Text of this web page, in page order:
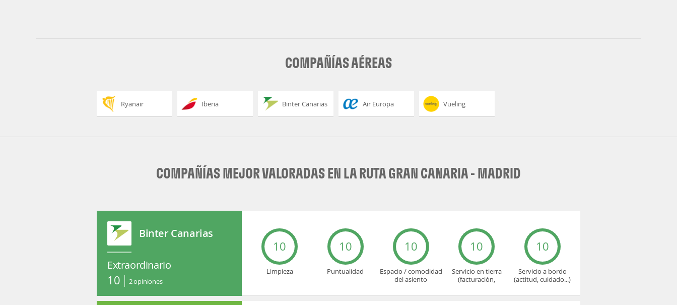
COMPAÑÍAS AÉREAS
Ryanair Iberia Binter Canarias Air Europa Vueling
COMPAÑÍAS MEJOR VALORADAS EN LA RUTA GRAN CANARIA - MADRID
Binter Canarias
Extraordinario
10 2opiniones
10
Limpieza
10
Puntualidad
10
Espacio / comodidad
del asiento
10
Servicio en tierra
(facturación,
10
Servicio a bordo
(actitud, cuidado...)